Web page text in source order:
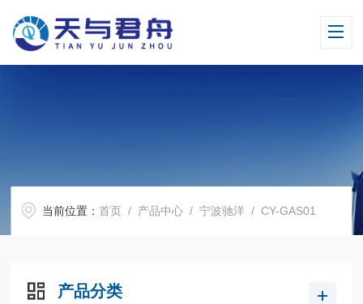
当前位置：首页 / 产品中心 /宁波驰洋 /CY-GAS01
产品分类